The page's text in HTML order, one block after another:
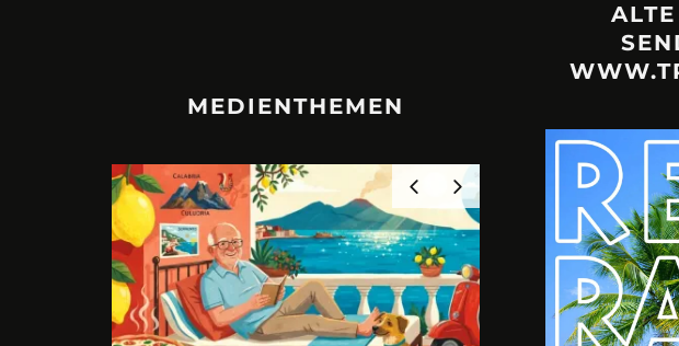
MEDIENTHEMEN